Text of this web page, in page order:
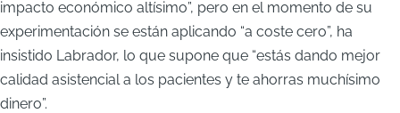
impacto económico altísimo”, pero en el momento de su
experimentación se están aplicando “a coste cero”, ha
insistido Labrador, lo que supone que “estás dando mejor
calidad asistencial a los pacientes y te ahorras muchísimo
dinero”.